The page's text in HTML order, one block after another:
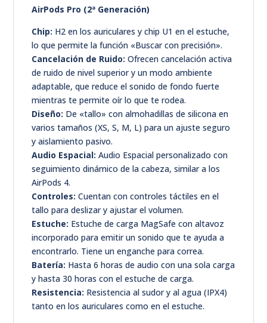
AirPods Pro (2ª Generación)
Chip: H2 en los auriculares y chip U1 en el estuche,
lo que permite la función «Buscar con precisión».
Cancelación de Ruido: Ofrecen cancelación activa
de ruido de nivel superior y un modo ambiente
adaptable, que reduce el sonido de fondo fuerte
mientras te permite oír lo que te rodea.
Diseño: De «tallo» con almohadillas de silicona en
varios tamaños (XS, S, M, L) para un ajuste seguro
y aislamiento pasivo.
Audio Espacial: Audio Espacial personalizado con
seguimiento dinámico de la cabeza, similar a los
AirPods 4.
Controles: Cuentan con controles táctiles en el
tallo para deslizar y ajustar el volumen.
Estuche: Estuche de carga MagSafe con altavoz
incorporado para emitir un sonido que te ayuda a
encontrarlo. Tiene un enganche para correa.
Batería: Hasta 6 horas de audio con una sola carga
y hasta 30 horas con el estuche de carga.
Resistencia: Resistencia al sudor y al agua (IPX4)
tanto en los auriculares como en el estuche.